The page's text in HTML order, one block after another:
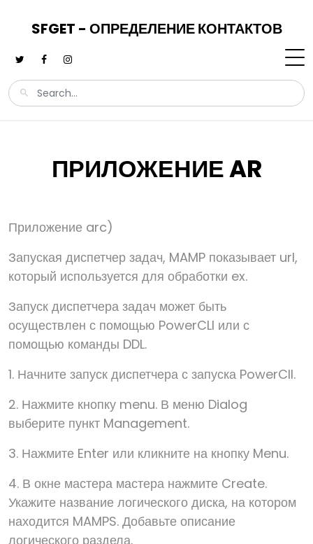
SFGET - ОПРЕДЕЛЕНИЕ КОНТАКТОВ
ПРИЛОЖЕНИЕ AR
Приложение arc)
Запуская диспетчер задач, MAMP показывает url,
который используется для обработки ex.
Запуск диспетчера задач может быть
осуществлен с помощью PowerCLI или с
помощью команды DDL.
1. Начните запуск диспетчера с запуска PowerClI.
2. Нажмите кнопку menu. В меню Dialog
выберите пункт Management.
3. Нажмите Enter или кликните на кнопку Menu.
4. В окне мастера мастера нажмите Create.
Укажите название логического диска, на котором
находится MAMPS. Добавьте описание
логического раздела.